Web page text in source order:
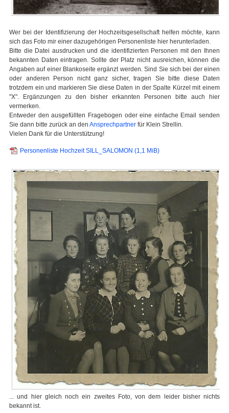
Wer bei der Identifizierung der Hochzeitsgesellschaft helfen möchte, kann
sich das Foto mir einer dazugehörigen Personenliste hier herunterladen.
Bitte die Datei ausdrucken und die identifizierten Personen mit den Ihnen
bekannten Daten eintragen. Sollte der Platz nicht ausreichen, können die
Angaben auf einer Blankoseite ergänzt werden. Sind Sie sich bei der einen
oder anderen Person nicht ganz sicher, tragen Sie bitte diese Daten
trotzdem ein und markieren Sie diese Daten in der Spalte Kürzel mit einem
"X". Ergänzungen zu den bisher erkannten Personen bitte auch hier
vermerken.
Entweder den ausgefüllten Fragebogen oder eine einfache Email senden
Sie dann bitte zurück an den Ansprechpartner für Klein Strellin.
Vielen Dank für die Unterstützung!
Personenliste Hochzeit SILL_SALOMON (1,1 MiB)
... und hier gleich noch ein zweites Foto, von dem leider bisher nichts
bekannt ist.